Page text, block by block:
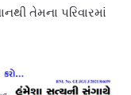
તેમના પરિવારમાં